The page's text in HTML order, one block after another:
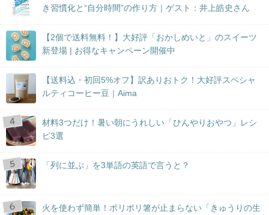
き習慣化と“自分時間”の作り方｜ゲスト：井上皓史さん
【2個で送料無料！】大好評「おかしめいと」のスイーツ
新登場 | お得なキャンペーン開催中
【送料込・初回5%オフ】訳ありおトク！大好評スペシャ
ルティコーヒー豆｜Aima
材料3つだけ！暑い朝にうれしい「ひんやりおやつ」レシ
ピ3選
「列に並ぶ」を3単語の英語で言うと？
火を使わず簡単！ポリポリ箸が止まらない「きゅうりの生